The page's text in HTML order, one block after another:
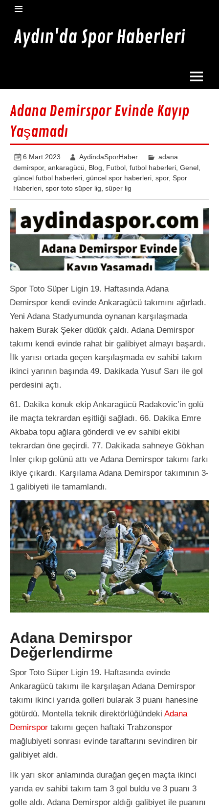
Aydın'da Spor Haberleri
Adana Demirspor Evinde Kayıp
Yaşamadı
6 Mart 2023 AydindaSporHaber
adana
demirspor,ankaragücü Blog Futbol ,futbol haberleri ,Genel
güncel futbol haberleri ,güncel spor haberleri ,spor,Spor
Haberleri ,spor toto süper lig ,süper lig
Spor Toto Süper Ligin 19. Haftasında Adana
Demirspor kendi evinde Ankaragücü takımını ağırladı.
Yeni Adana Stadyumunda oynanan karşılaşmada
hakem Burak Şeker düdük çaldı. Adana Demirspor
takımı kendi evinde rahat bir galibiyet almayı başardı.
İlk yarısı ortada geçen karşılaşmada ev sahibi takım
ikinci yarının başında 49. Dakikada Yusuf Sarı ile gol
perdesini açtı.
61. Dakika konuk ekip Ankaragücü Radakovic’in golü
ile maçta tekrardan eşitliği sağladı. 66. Dakika Emre
Akbaba topu ağlara gönderdi ve ev sahibi ekibi
tekrardan öne geçirdi. 77. Dakikada sahneye Gökhan
İnler çıkıp golünü attı ve Adana Demirspor takımı farkı
ikiye çıkardı. Karşılama Adana Demirspor takımının 3-
1 galibiyeti ile tamamlandı.
Adana Demirspor
Değerlendirme
Spor Toto Süper Ligin 19. Haftasında evinde
Ankaragücü takımı ile karşılaşan Adana Demirspor
takımı ikinci yarıda golleri bularak 3 puanı hanesine
götürdü. Montella teknik direktörlüğündekiAdana
Demirspor takımı geçen haftaki Trabzonspor
mağlubiyeti sonrası evinde taraftarını sevindiren bir
galibiyet aldı.
İlk yarı skor anlamında durağan geçen maçta ikinci
yarıda ev sahibi takım tam 3 gol buldu ve 3 puanı 3
golle aldı. Adana Demirspor aldığı galibiyet ile puanını